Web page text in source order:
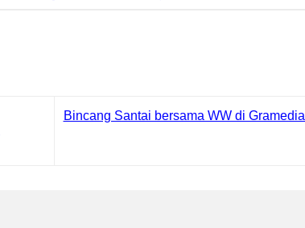
Bincang Santai bersama WW di